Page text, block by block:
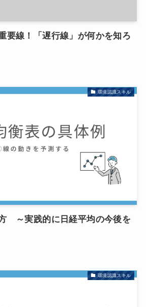
要線！「遅行線」が何かを知ろ
環境認識スキル
～実践的に日経平均の今後を
環境認識スキル